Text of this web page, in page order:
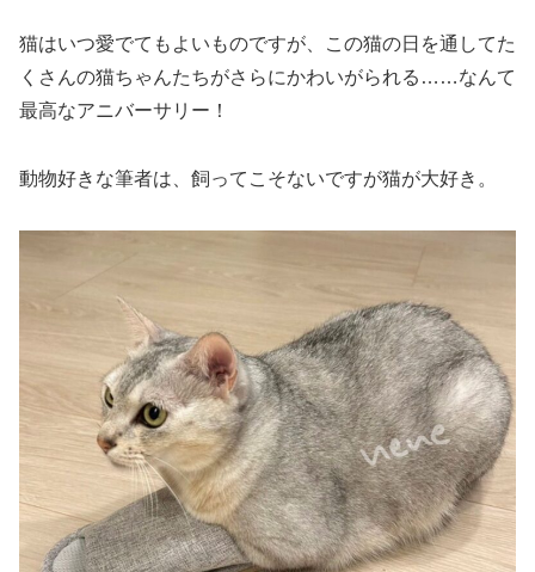
猫はいつ愛でてもよいものですが、この猫の日を通してた
くさんの猫ちゃんたちがさらにかわいがられる……なんて
最高なアニバーサリー！
動物好きな筆者は、飼ってこそないですが猫が大好き。